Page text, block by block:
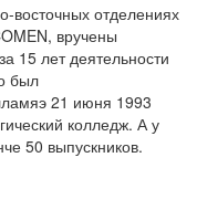
восточных отделениях
вручены
15 лет деятельности
был
21 июня 1993
колледж. А у
50 выпускников.